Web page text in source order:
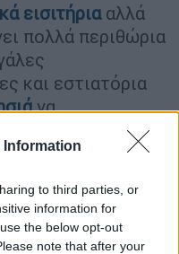
Information
to third parties, or
information for
the below opt-out
note that after your
εισιτήριααλλά
πολλά περιθώρια
και εστιατόρια
να
αλλά τους
με